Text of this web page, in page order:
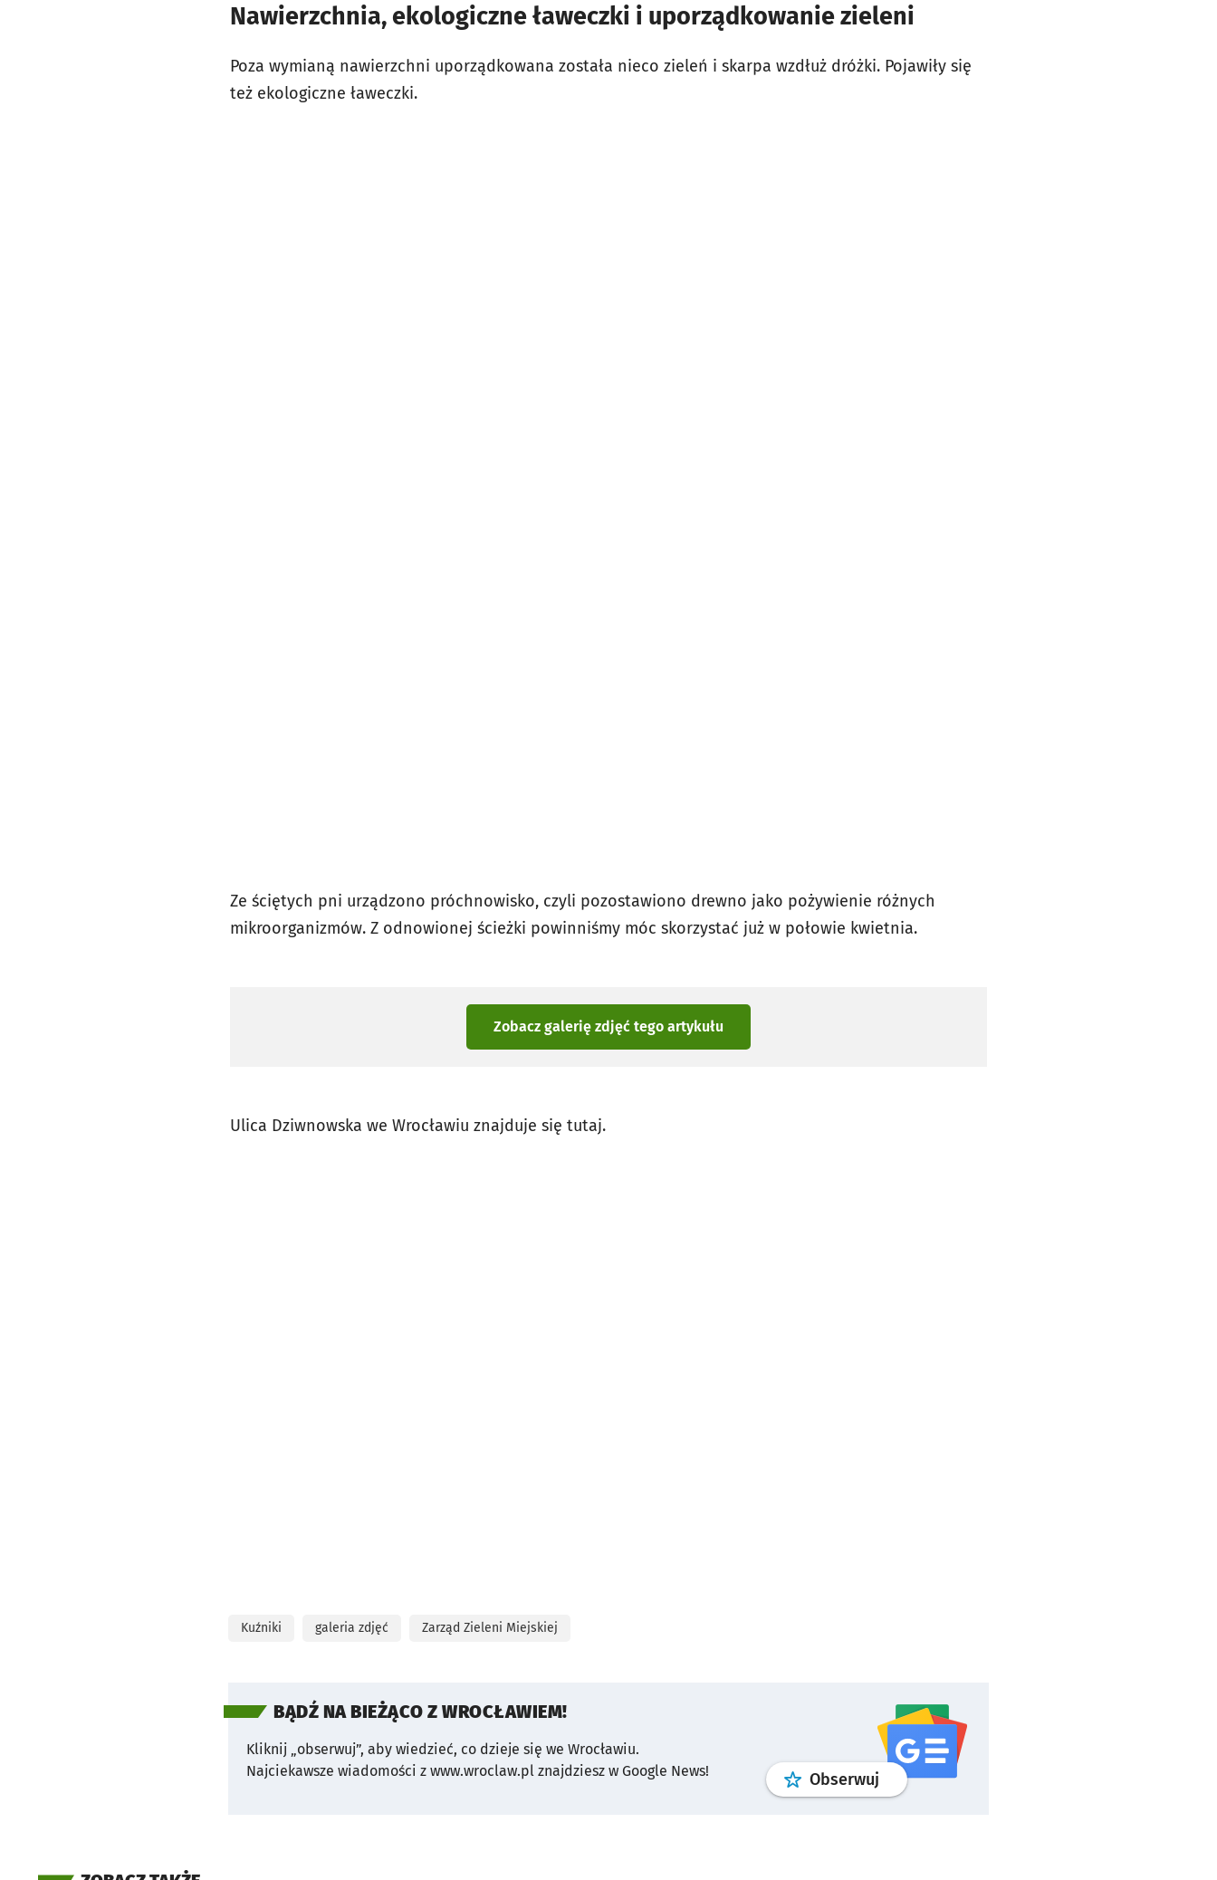
Nawierzchnia, ekologiczne ławeczki i uporządkowanie zieleni
Poza wymianą nawierzchni uporządkowana została nieco zieleń i skarpa wzdłuż dróżki. Pojawiły się
też ekologiczne ławeczki.
Ze ściętych pni urządzono próchnowisko, czyli pozostawiono drewno jako pożywienie różnych
mikroorganizmów. Z odnowionej ścieżki powinniśmy móc skorzystać już w połowie kwietnia.
Zobacz galerię zdjęć tego artykułu
Ulica Dziwnowska we Wrocławiu znajduje się tutaj.
Kuźniki galeria zdjęć Zarząd Zieleni Miejskiej
BĄDŹ NA BIEŻĄCO Z WROCŁAWIEM!
Kliknij „obserwuj”, aby wiedzieć, co dzieje się we Wrocławiu.
Najciekawsze wiadomości z www.wroclaw.pl znajdziesz w Google News!
Obserwuj profilgoogle news